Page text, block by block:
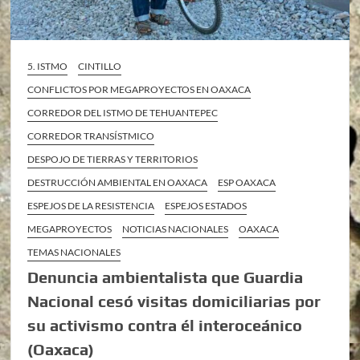
5. ISTMO
CINTILLO
CONFLICTOS POR MEGAPROYECTOS EN OAXACA
CORREDOR DEL ISTMO DE TEHUANTEPEC
CORREDOR TRANSÍSTMICO
DESPOJO DE TIERRAS Y TERRITORIOS
DESTRUCCIÓN AMBIENTAL EN OAXACA
ESP OAXACA
ESPEJOS DE LA RESISTENCIA
ESPEJOS ESTADOS
MEGAPROYECTOS
NOTICIAS NACIONALES
OAXACA
TEMAS NACIONALES
Denuncia ambientalista que Guardia
Nacional cesó visitas domiciliarias por
su activismo contra él interoceánico
(Oaxaca)